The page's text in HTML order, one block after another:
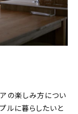
の楽しみ方につい
ルに暮らしたいと